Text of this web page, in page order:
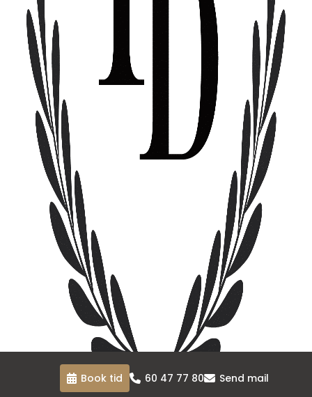
Book tid 60 47 77 80 Send mail